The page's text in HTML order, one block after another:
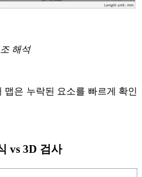
해석
맵은 누락된 요소를 빠르게 확인
vs 3D 검사